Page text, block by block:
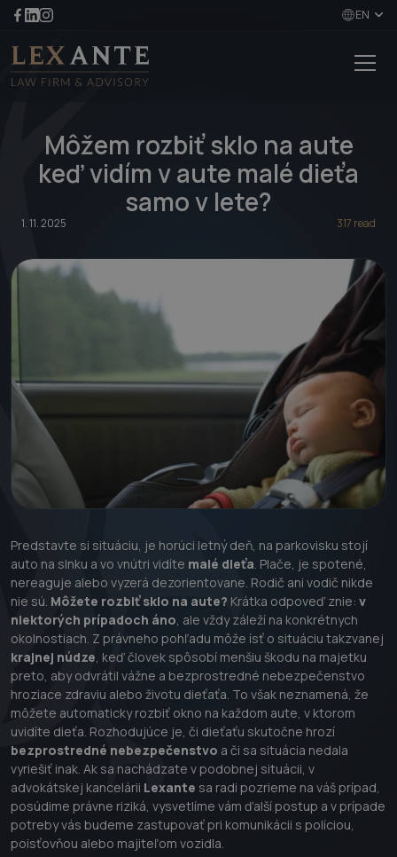
EN
Môžem rozbiť sklo na aute
keď vidím v aute malé dieťa
samo v lete?
1. 11. 2025 317 read
Predstavte si situáciu, je horúci letný deň, na parkovisku stojí
auto na slnku a vo vnútri vidíte malé dieťa. Plače, je spotené,
nereaguje alebo vyzerá dezorientovane. Rodič ani vodič nikde
nie sú. Môžete rozbiť sklo na aute? Krátka odpoveď znie: v
niektorých prípadoch áno, ale vždy záleží na konkrétnych
okolnostiach. Z právneho pohľadu môže ísť o situáciu takzvanej
krajnej núdze, keď človek spôsobí menšiu škodu na majetku
preto, aby odvrátil vážne a bezprostredné nebezpečenstvo
hroziace zdraviu alebo životu dieťaťa. To však neznamená, že
môžete automaticky rozbiť okno na každom aute, v ktorom
uvidíte dieťa. Rozhodujúce je, či dieťaťu skutočne hrozí
bezprostredné nebezpečenstvo a či sa situácia nedala
vyriešiť inak. Ak sa nachádzate v podobnej situácii, v
advokátskej kancelárii Lexante sa radi pozrieme na váš prípad,
posúdime právne riziká, vysvetlíme vám ďalší postup a v prípade
potreby vás budeme zastupovať pri komunikácii s políciou,
poisťovňou alebo majiteľom vozidla.